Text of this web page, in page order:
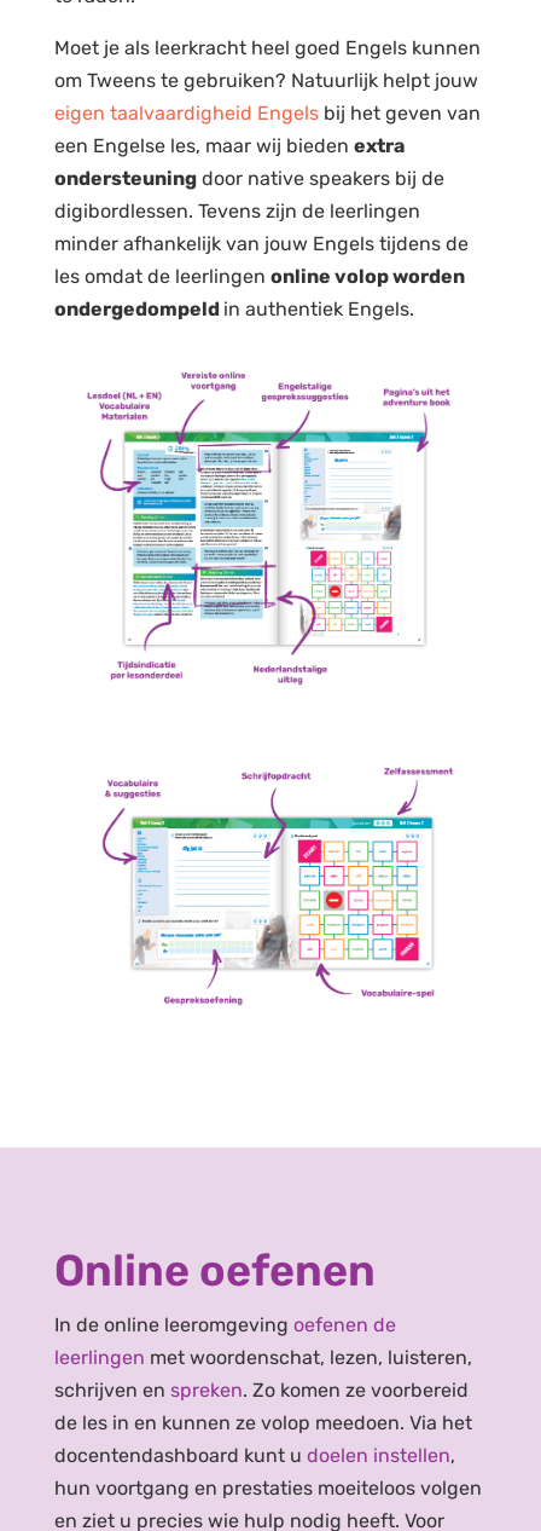
Moet je als leerkracht heel goed Engels kunnen
om Tweens te gebruiken? Natuurlijk helpt jouw
eigen taalvaardigheid Engelsbij het geven van
een Engelse les, maar wij bieden extra
ondersteuningdoor native speakers bij de
digibordlessen. Tevens zijn de leerlingen
minder afhankelijk van jouw Engels tijdens de
les omdat de leerlingen online volop worden
ondergedompeld in authentiek Engels.
Online oefenen
In de online leeromgeving oefenen de
leerlingen met woordenschat, lezen, luisteren,
schrijven en spreken. Zo komen ze voorbereid
de les in en kunnen ze volop meedoen. Via het
docentendashboard kunt u doelen instellen,
hun voortgang en prestaties moeiteloos volgen
en ziet u precies wie hulp nodig heeft. Voor